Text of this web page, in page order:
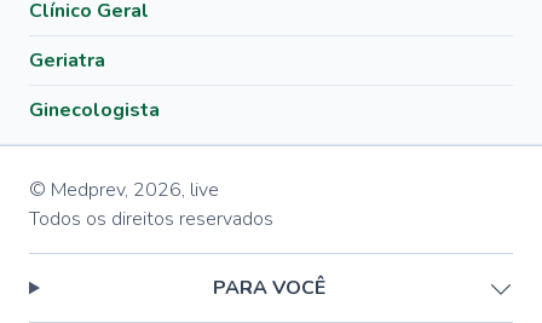
Clínico Geral
Geriatra
Ginecologista
© Medprev, 2026, live
Todos os direitos reservados
PARA VOCÊ